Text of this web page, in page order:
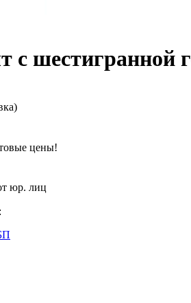
с шестигранной
цены!
юр. лиц